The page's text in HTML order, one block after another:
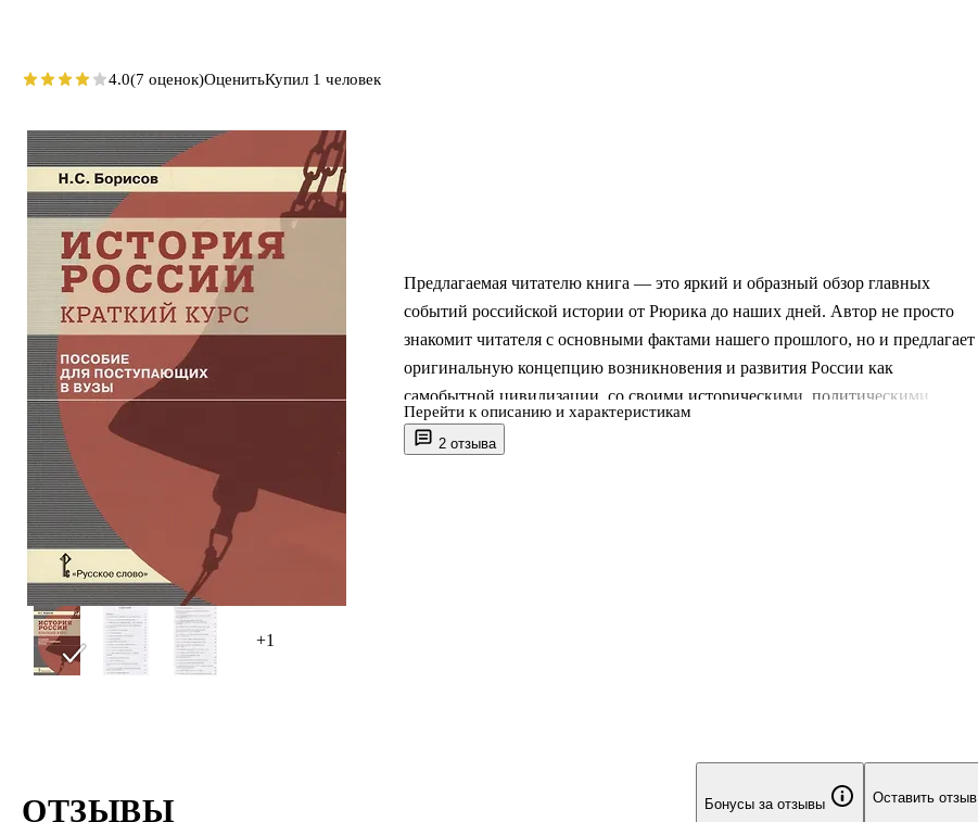
+1
2 отзыва
Предлагаемая читателю книга — это яркий и образный обзор главных
событий российской истории от Рюрика до наших дней. Автор не просто
знакомит читателя с основными фактами нашего прошлого, но и предлагает
оригинальную концепцию возникновения и развития России как
самобытной цивилизации, со своими историческими, политическими,
культурно-религиозными и географическими особенностями.
Пособие предназначено для школьников и студентов, а также для всех,
Перейти к описанию и характеристикам
4.0(7 оценок)ОценитьКупил 1 человек
ОТЗЫВЫ Бонусы за отзывы Оставить отзыв